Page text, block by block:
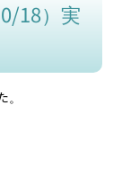
18）実